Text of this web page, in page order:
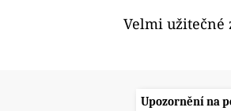
Velmi užitečné
Upozornění na